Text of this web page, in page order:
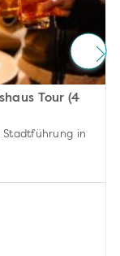
Tour (4
Stadtführung in